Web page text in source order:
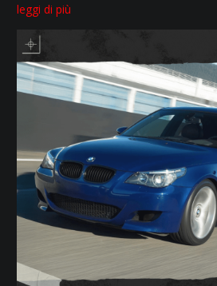
leggi di più